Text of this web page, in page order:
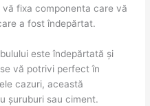
fixa componenta care vă
a fost îndepărtat.
este îndepărtată și
vă potrivi perfect în
cazuri, această
șuruburi sau ciment.